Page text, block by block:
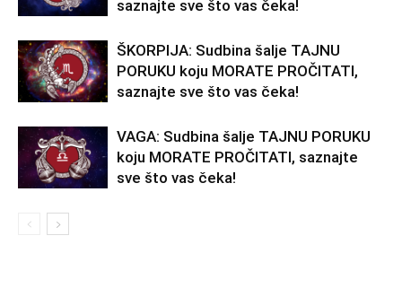
saznajte sve što vas čeka!
ŠKORPIJA: Sudbina šalje TAJNU
PORUKU koju MORATE PROČITATI,
saznajte sve što vas čeka!
VAGA: Sudbina šalje TAJNU PORUKU
koju MORATE PROČITATI, saznajte
sve što vas čeka!